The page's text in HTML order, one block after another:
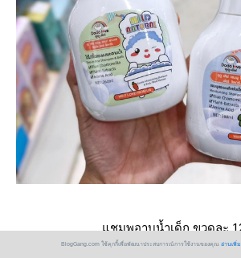
ชมพูอาบน้ำเด็ก ขวดละ
BlogGang.com ใช้คุกกี้เพื่อพัฒนาประสบการณ์การใช้งานของคุณ อ่านเพิ่